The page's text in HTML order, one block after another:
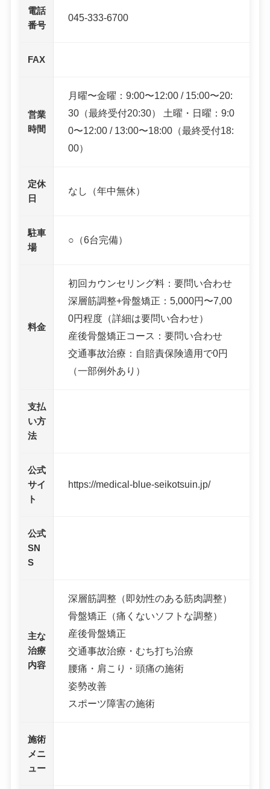
電話
番号
045-333-6700
FAX
営業
時間
月曜〜金曜：9:00〜12:00 / 15:00〜20:
30（最終受付20:30） 土曜・日曜：9:0
0〜12:00 / 13:00〜18:00（最終受付18:
00）
定休
日
なし（年中無休）
駐車
場
○（6台完備）
料金
初回カウンセリング料：要問い合わせ
深層筋調整+骨盤矯正：5,000円〜7,00
0円程度（詳細は要問い合わせ）
産後骨盤矯正コース：要問い合わせ
交通事故治療：自賠責保険適用で0円
（一部例外あり）
支払
い方
法
公式
サイ
ト
https://medical-blue-seikotsuin.jp/
公式
SN
S
主な
治療
内容
深層筋調整（即効性のある筋肉調整）
骨盤矯正（痛くないソフトな調整）
産後骨盤矯正
交通事故治療・むち打ち治療
腰痛・肩こり・頭痛の施術
姿勢改善
スポーツ障害の施術
施術
メニ
ュー